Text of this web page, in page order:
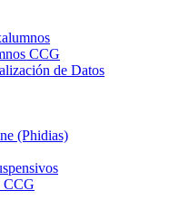
CCG
de Datos
(Phidias)
CCG